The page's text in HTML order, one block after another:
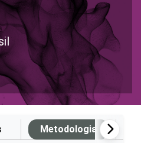
Metodologia